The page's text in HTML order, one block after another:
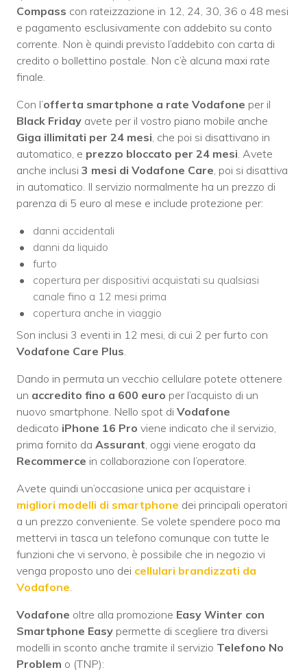
Compass con rateizzazione in 12, 24, 30, 36 o 48 mesi
e pagamento esclusivamente con addebito su conto
corrente. Non è quindi previsto l’addebito con carta di
credito o bollettino postale. Non c’è alcuna maxi rate
finale.
Con l’offerta smartphone a rate Vodafone per il
Black Friday avete per il vostro piano mobile anche
Giga illimitati per 24 mesi, che poi si disattivano in
automatico, e prezzo bloccato per 24 mesi. Avete
anche inclusi 3 mesi di Vodafone Care, poi si disattiva
in automatico. Il servizio normalmente ha un prezzo di
parenza di 5 euro al mese e include protezione per:
danni accidentali
danni da liquido
furto
copertura per dispositivi acquistati su qualsiasi
canale fino a 12 mesi prima
copertura anche in viaggio
Son inclusi 3 eventi in 12 mesi, di cui 2 per furto con
Vodafone Care Plus.
Dando in permuta un vecchio cellulare potete ottenere
un accredito fino a 600 euro per l’acquisto di un
nuovo smartphone. Nello spot di Vodafone
dedicato iPhone 16 Pro viene indicato che il servizio,
prima fornito da Assurant, oggi viene erogato da
Recommerce in collaborazione con l’operatore.
Avete quindi un’occasione unica per acquistare i
migliori modelli di smartphone dei principali operatori
a un prezzo conveniente. Se volete spendere poco ma
mettervi in tasca un telefono comunque con tutte le
funzioni che vi servono, è possibile che in negozio vi
venga proposto uno dei cellulari brandizzati da
Vodafone.
Vodafone oltre alla promozione Easy Winter con
Smartphone Easy permette di scegliere tra diversi
modelli in sconto anche tramite il servizio Telefono No
Problem o (TNP):